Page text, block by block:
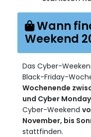
Wann
Weekend
Das Cyber-
Black-Friday-
Wochenende
und Cyber Monday
Cyber-Weekend
November, bis
stattfinden.